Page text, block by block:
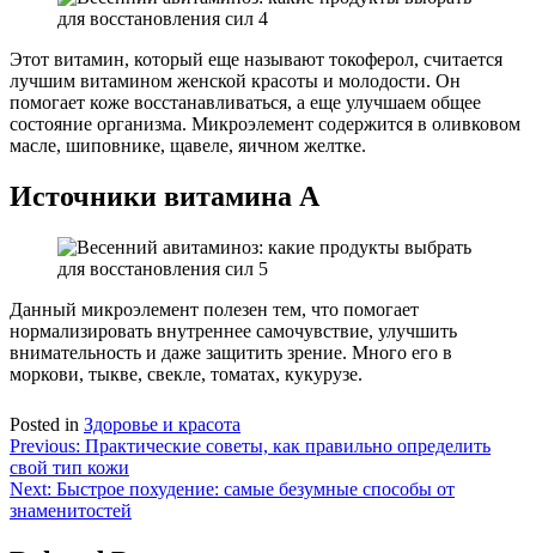
Этот витамин, который еще называют токоферол, считается
лучшим витамином женской красоты и молодости. Он
помогает коже восстанавливаться, а еще улучшаем общее
состояние организма. Микроэлемент содержится в оливковом
масле, шиповнике, щавеле, яичном желтке.
Источники витамина А
Данный микроэлемент полезен тем, что помогает
нормализировать внутреннее самочувствие, улучшить
внимательность и даже защитить зрение. Много его в
моркови, тыкве, свекле, томатах, кукурузе.
Posted in Здоровье и красота
Навигация
по
записям
Previous: Практические советы, как правильно определить
свой тип кожи
Next: Быстрое похудение: самые безумные способы от
знаменитостей